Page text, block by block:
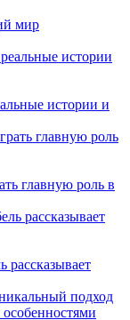
мир
истории и
главную роль в
рассказывает